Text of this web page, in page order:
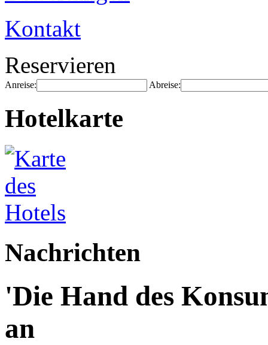
Kontakt
Reservieren
Anreise: Abreise:
Hotelkarte
Nachrichten
'Die Hand des
an